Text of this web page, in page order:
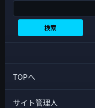
検索
TOPへ
サイト管理人